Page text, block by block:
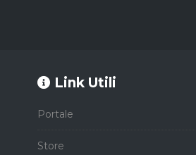
Link Utili
Portale
Store